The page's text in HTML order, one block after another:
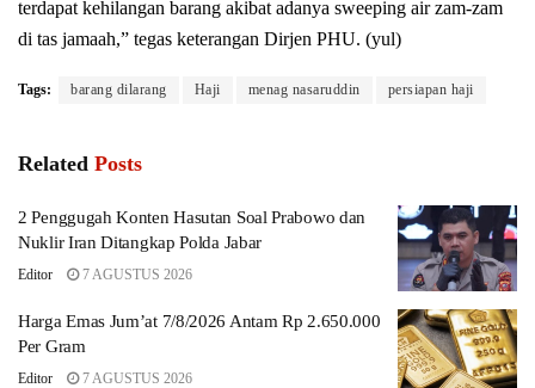
terdapat kehilangan barang akibat adanya sweeping air zam-zam
di tas jamaah,” tegas keterangan Dirjen PHU. (yul)
Tags: barang dilarang Haji menag nasaruddin persiapan haji
Related Posts
2 Penggugah Konten Hasutan Soal Prabowo dan
Nuklir Iran Ditangkap Polda Jabar
Editor 7 AGUSTUS 2026
Harga Emas Jum’at 7/8/2026 Antam Rp 2.650.000
Per Gram
Editor 7 AGUSTUS 2026